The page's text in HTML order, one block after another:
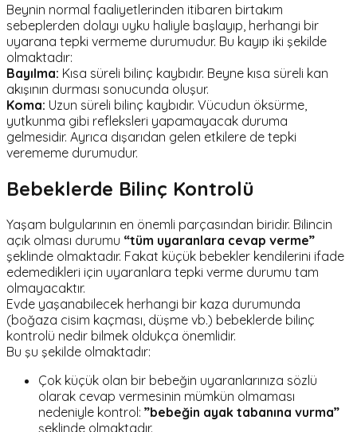
Beynin normal faaliyetlerinden itibaren birtakım
sebeplerden dolayı uyku haliyle başlayıp, herhangi bir
uyarana tepki vermeme durumudur. Bu kayıp iki şekilde
olmaktadır:
Bayılma: Kısa süreli bilinç kaybıdır. Beyne kısa süreli kan
akışının durması sonucunda oluşur.
Koma: Uzun süreli bilinç kaybıdır. Vücudun öksürme,
yutkunma gibi refleksleri yapamayacak duruma
gelmesidir. Ayrıca dışarıdan gelen etkilere de tepki
verememe durumudur.
Bebeklerde Bilinç Kontrolü
Yaşam bulgularının en önemli parçasından biridir. Bilincin
açık olması durumu “tüm uyaranlara cevap verme”
şeklinde olmaktadır. Fakat küçük bebekler kendilerini ifade
edemedikleri için uyaranlara tepki verme durumu tam
olmayacaktır.
Evde yaşanabilecek herhangi bir kaza durumunda
(boğaza cisim kaçması, düşme vb.) bebeklerde bilinç
kontrolü nedir bilmek oldukça önemlidir.
Bu şu şekilde olmaktadır:
Çok küçük olan bir bebeğin uyaranlarınıza sözlü
olarak cevap vermesinin mümkün olmaması
nedeniyle kontrol: ”bebeğin ayak tabanına vurma”
şeklinde olmaktadır.